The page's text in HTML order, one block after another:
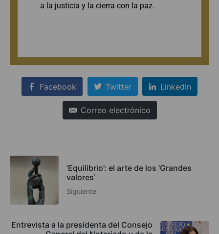
a la justicia y la cierra con la paz.
Facebook Twitter LinkedIn
Correo electrónico
‘Equilibrio’: el arte de los ‘Grandes
valores‘
Siguiente
Entrevista a la presidenta del Consejo